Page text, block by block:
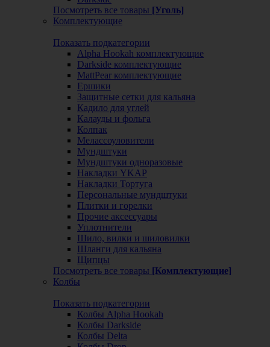
Посмотреть все товары [Уголь]
Комплектующие
Показать подкатегории
Alpha Hookah комплектующие
Darkside комплектующие
MattPear комплектующие
Ершики
Защитные сетки для кальяна
Кадило для углей
Калауды и фольга
Колпак
Мелассоуловители
Мундштуки
Мундштуки одноразовые
Накладки YKAP
Накладки Тортуга
Персональные мундштуки
Плитки и горелки
Прочие аксессуары
Уплотнители
Шило, вилки и шиловилки
Шланги для кальяна
Щипцы
Посмотреть все товары [Комплектующие]
Колбы
Показать подкатегории
Колбы Alpha Hookah
Колбы Darkside
Колбы Delta